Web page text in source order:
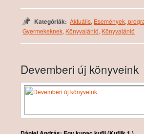
Kategóriák: Aktuális, Események,
Gyermekeknek, Könyvajánló, Könyvajánló
Devemberi új könyveink